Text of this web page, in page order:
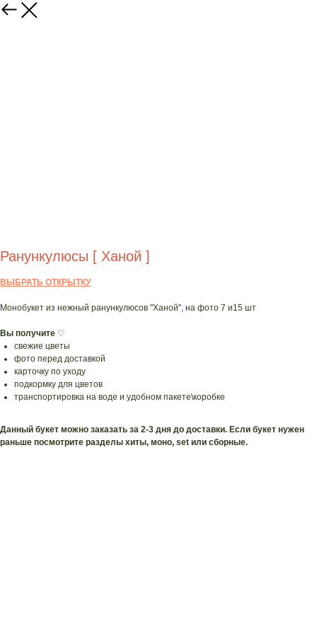
Ранункулюсы [ Ханой ]
ВЫБРАТЬ ОТКРЫТКУ
Монобукет из нежный ранункулюсов "Ханой", на фото 7 и15 шт
Вы получите ♡
свежие цветы
фото перед доставкой
карточку по уходу
подкормку для цветов
транспортировка на воде и удобном пакете\коробке
Данный букет можно заказать за 2-3 дня до доставки. Если букет нужен
раньше посмотрите разделы хиты, моно, set или сборные.